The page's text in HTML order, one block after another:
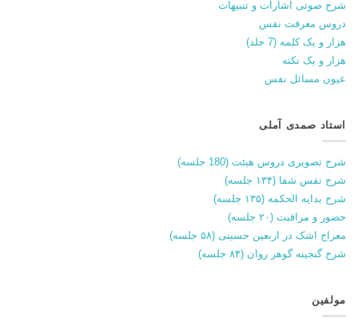
شرح صوتی اشارات و تنبیهات
دروس معرفت نفس
هزار و یک کلمه (7 جلد)
هزار و یک نکته
عیون مسائل نفس
استاد صمدی آملی
شرح تصویری دروس هیئت (180 جلسه)
شرح نفس شفا (۱۳۴ جلسه)
شرح بدایه الحکمه (۱۳۵ جلسه)
حضور و مراقبت (۲۰ جلسه)
معراج اشک در اربعین حسینی (۵۸ جلسه)
شرح گنجینه گوهر روان (۸۴ جلسه)
مولفین